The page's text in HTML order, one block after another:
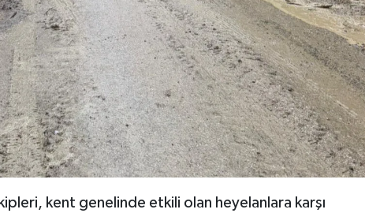
kent genelinde etkili olan heyelanlara karşı